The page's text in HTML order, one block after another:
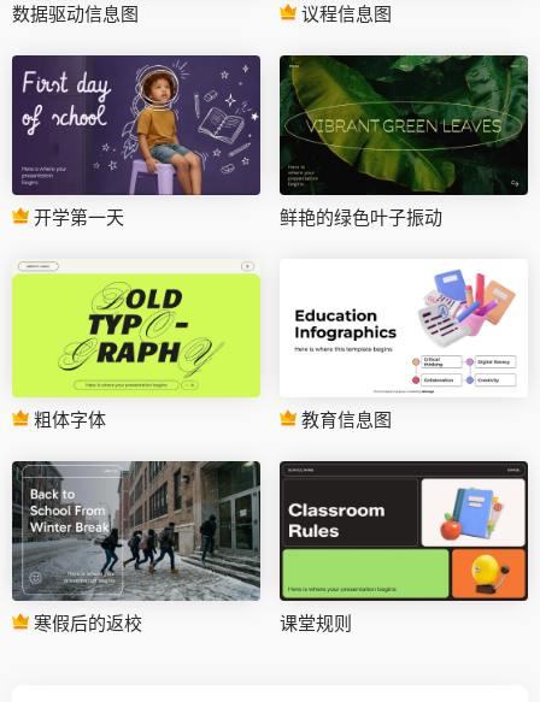
数据驱动信息图 议程信息图
开学第一天 鲜艳的绿色叶子振动
粗体字体 教育信息图
寒假后的返校 课堂规则